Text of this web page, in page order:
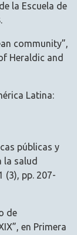
la Escuela de
community”,
Heraldic and
Latina:
públicas y
la salud
(3), pp. 207-
de
en Primera